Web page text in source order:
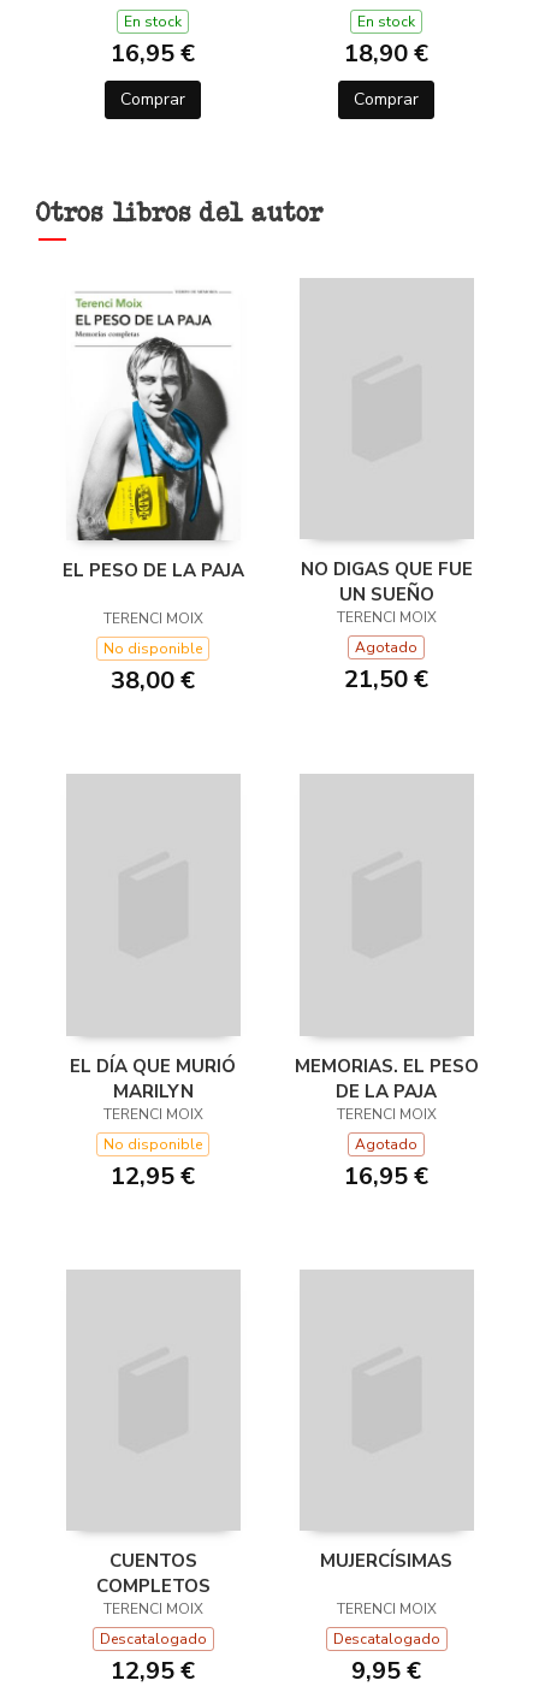
DE L'OLIMP 2)
En stock
16,95 €
Comprar
En stock
18,90 €
Comprar
Otros libros del autor
EL PESO DE LA PAJA
TERENCI MOIX
No disponible
38,00 €
NO DIGAS QUE FUE
UN SUEÑO
TERENCI MOIX
Agotado
21,50 €
EL DÍA QUE MURIÓ
MARILYN
TERENCI MOIX
No disponible
12,95 €
MEMORIAS. EL PESO
DE LA PAJA
TERENCI MOIX
Agotado
16,95 €
CUENTOS
COMPLETOS
TERENCI MOIX
Descatalogado
12,95 €
MUJERCÍSIMAS
TERENCI MOIX
Descatalogado
9,95 €